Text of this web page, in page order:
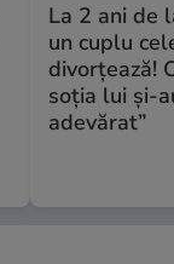
La 2 ani de
un cuplu
divorțează!
soția lui și-
adevărat”